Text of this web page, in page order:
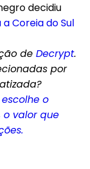
decidiu
Coreia do Sul
de Decrypt.
por
o
o valor que